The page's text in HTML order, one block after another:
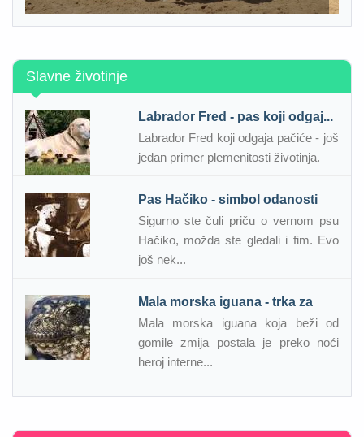
Slavne životinje
Labrador Fred - pas koji odgaj...
Labrador Fred koji odgaja pačiće - još
jedan primer plemenitosti životinja.
Pas Hačiko - simbol odanosti
Sigurno ste čuli priču o vernom psu
Hačiko, možda ste gledali i fim. Evo
još nek...
Mala morska iguana - trka za
Mala morska iguana koja beži od
gomile zmija postala je preko noći
heroj interne...